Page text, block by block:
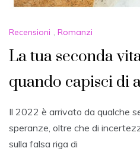
Recensioni , Romanzi
La tua seconda
quando capisci di
Il 2022 è arrivato da qualche
speranze, oltre che di
sulla falsa riga di